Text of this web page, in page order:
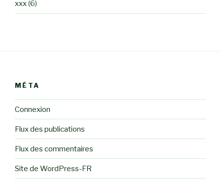
xxx(6)
MÉTA
Connexion
Flux des publications
Flux des commentaires
Site de WordPress-FR